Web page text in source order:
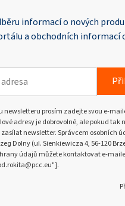
informací o nových
a obchodních informací
newsletteru prosím zadejte svou e-
adresy je dobrovolné, ale pokud tak
newsletter. Správcem osobních
Dolny (ul. Sienkiewicza 4, 56-120
údajů můžete kontaktovat e-